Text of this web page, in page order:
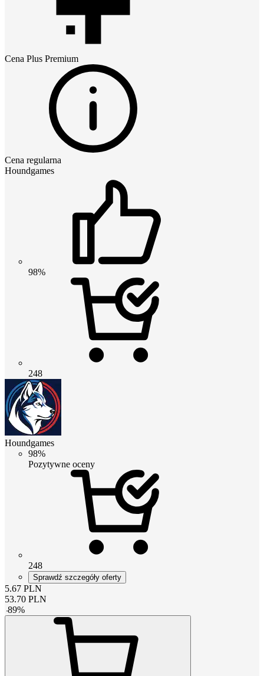
Cena Plus Premium
Cena regularna
Houndgames
98%
248
Houndgames
98%
Pozytywne oceny
248
Sprawdź szczegóły oferty
5.67 PLN
53.70 PLN
-89%